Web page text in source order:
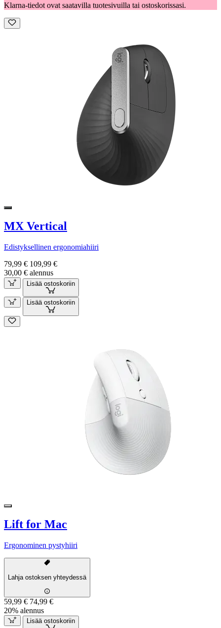
Klarna-tiedot ovat saatavilla tuotesivuilla tai ostoskorissasi.
MX Vertical
Edistyksellinen ergonomiahiiri
79,99 € 109,99 €
30,00 € alennus
Lisää ostoskoriin
Lisää ostoskoriin
Lift for Mac
Ergonominen pystyhiiri
Lahja ostoksen yhteydessä
59,99 € 74,99 €
20% alennus
Lisää ostoskoriin